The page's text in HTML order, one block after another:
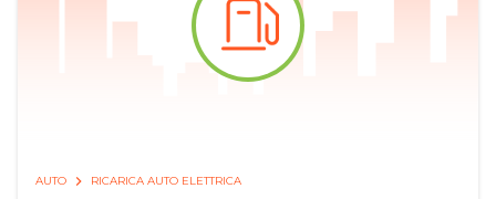
AUTO RICARICA AUTO ELETTRICA